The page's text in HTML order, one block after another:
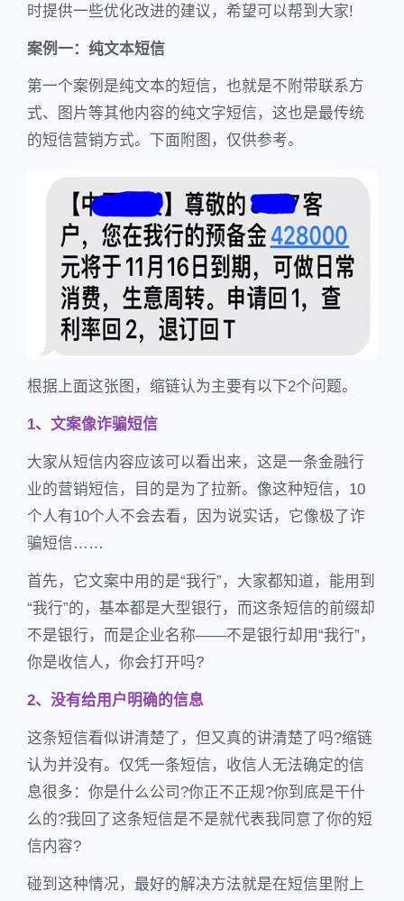
时提供一些优化改进的建议，希望可以帮到大家!
案例一：纯文本短信
第一个案例是纯文本的短信，也就是不附带联系方
式、图片等其他内容的纯文字短信，这也是最传统
的短信营销方式。下面附图，仅供参考。
根据上面这张图，缩链认为主要有以下2个问题。
1、文案像诈骗短信
大家从短信内容应该可以看出来，这是一条金融行
业的营销短信，目的是为了拉新。像这种短信，10
个人有10个人不会去看，因为说实话，它像极了诈
骗短信……
首先，它文案中用的是“我行”，大家都知道，能用到
“我行”的，基本都是大型银行，而这条短信的前缀却
不是银行，而是企业名称——不是银行却用“我行”，
你是收信人，你会打开吗?
2、没有给用户明确的信息
这条短信看似讲清楚了，但又真的讲清楚了吗?缩链
认为并没有。仅凭一条短信，收信人无法确定的信
息很多：你是什么公司?你正不正规?你到底是干什
么的?我回了这条短信是不是就代表我同意了你的短
信内容?
碰到这种情况，最好的解决方法就是在短信里附上